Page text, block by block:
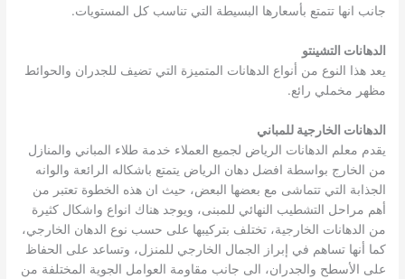
جانب انها تتمتع بأسعارها البسيطة التي تناسب كل المستويات.
الدهانات التشينتو
يعد هذا النوع من أنواع الدهانات المتميزة التي تضيف للجدران والحوائط
مظهر مخملي رائع.
الدهانات الخارجية للمباني
يقدم معلم الدهانات الرياض لجميع العملاء خدمة طلاء المباني والمنازل
من الخارج بواسطة افضل دهان الرياض يتمتع باشكاله الرائعة والوانه
الجذابة التي تتماشى مع بعضها البعض، حيث ان هذه الخطوة تعتبر من
أهم مراحل التشطيب النهائي للمبنى، ويوجد هناك انواع واشكال كثيرة
من الدهانات الخارجية، تختلف بتركيبها على حسب نوع الدهان الخارجي،
كما أنها تساهم في إبراز الجمال الخارجي للمنزل، وتساعد على الحفاظ
على الأسطح والجدران، الى جانب مقاومة العوامل الجوية المختلفة من